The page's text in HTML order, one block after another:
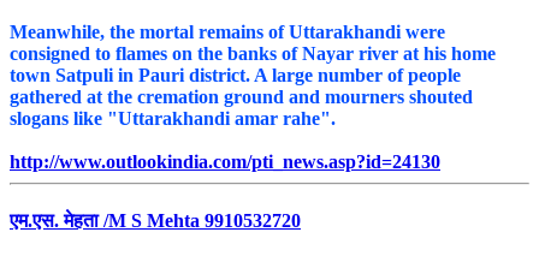
Meanwhile, the mortal remains of Uttarakhandi were
consigned to flames on the banks of Nayar river at his home
town Satpuli in Pauri district. A large number of people
gathered at the cremation ground and mourners shouted
slogans like "Uttarakhandi amar rahe".
http://www.outlookindia.com/pti_news.asp?id=24130
एम.एस. मेहता /M S Mehta 9910532720